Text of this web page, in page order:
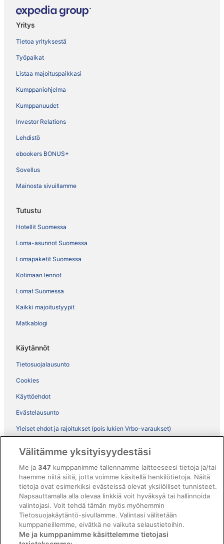
Yritys
Tietoa yrityksestä
Työpaikat
Listaa majoituspaikkasi
Kumppaniohjelma
Kumppanuudet
Investor Relations
Lehdistö
ebookers BONUS+
Sovellus
Mainosta sivuillamme
Tutustu
Hotellit Suomessa
Loma-asunnot Suomessa
Lomapaketit Suomessa
Kotimaan lennot
Lomat Suomessa
Kaikki majoitustyypit
Matkablogi
Käytännöt
Tietosuojalausunto
Cookies
Käyttöehdot
Evästelausunto
Yleiset ehdot ja rajoitukset (pois lukien Vrbo-varaukset)
ebookers BONUS+ -ohjelman ehdot
Oikeudelliset tiedot / ota meihin yhteyttä
Sisältövaatimukset ja ilmoituksen tekeminen sisällöstä
Tuki
Välitämme yksityisyydestäsi
Me ja347 kumppanimme tallennamme laitteeseesi tietoja ja/tai
haemme niitä siitä, jotta voimme käsitellä henkilötietoja. Näitä
tietoja ovat esimerkiksi evästeissä olevat yksilölliset tunnisteet.
Napsauttamalla alla olevaa linkkiä voit hyväksyä tai hallinnoida
valintojasi. Voit tehdä tämän myös myöhemmin
Tietosuojakäytäntö-sivullamme. Valintasi välitetään
kumppaneillemme, eivätkä ne vaikuta selaustietoihin.
Me ja kumppanimme käsittelemme tietojasi